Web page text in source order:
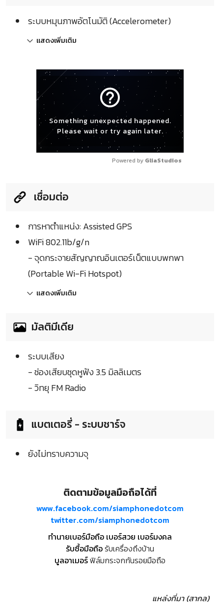
ระบบหมุนภาพอัตโนมัติ (Accelerometer)
แสดงเพิ่มเติม
help_outline
Something unexpected happened.
Please wait or try again later.
Powered by GliaStudios
เชื่อมต่อ
การหาตำแหน่ง: Assisted GPS
WiFi 802.11b/g/n
- จุดกระจายสัญญาณอินเตอร์เน็ตแบบพกพา
(Portable Wi-Fi Hotspot)
แสดงเพิ่มเติม
มัลติมีเดีย
ระบบเสียง
- ช่องเสียบชุดหูฟัง 3.5 มิลลิเมตร
- วิทยุ FM Radio
แบตเตอรี่ - ระบบชาร์จ
ยังไม่ทราบความจุ
ติดตามข้อมูลมือถือได้ที่
www.facebook.com/siamphonedotcom
twitter.com/siamphonedotcom
ทำนายเบอร์มือถือ เบอร์สวย เบอร์มงคล
รับซื้อมือถือรับเครื่องถึงบ้าน
บูลอาเมอร์ฟิล์มกระจกกันรอยมือถือ
แหล่งที่มา (สากล)